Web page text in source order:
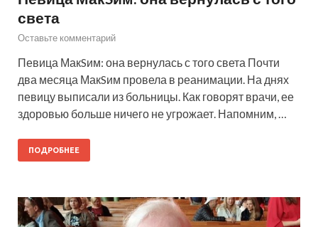
света
Оставьте комментарий
Певица МакSим: она вернулась с того света Почти
два месяца МакSим провела в реанимации. На днях
певицу выписали из больницы. Как говорят врачи, ее
здоровью больше ничего не угрожает. Напомним, …
ПОДРОБНЕЕ